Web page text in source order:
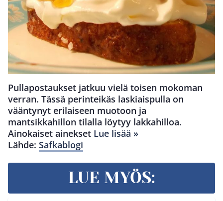
Pullapostaukset jatkuu vielä toisen mokoman
verran. Tässä perinteikäs laskiaispulla on
vääntynyt erilaiseen muotoon ja
mantsikkahillon tilalla löytyy lakkahilloa.
Ainokaiset ainekset Lue lisää »
Lähde: Safkablogi
LUE MYÖS: